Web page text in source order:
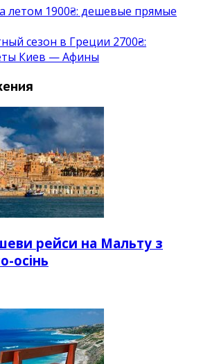
летом 1900₴: дешевые прямые
сезон в Греции 2700₴:
Киев — Афины
рейси на Мальту з
осінь